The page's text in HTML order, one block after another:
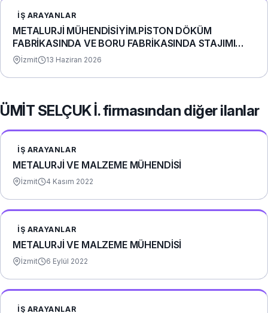
İŞ ARAYANLAR
METALURJİ MÜHENDİSİYİM.PİSTON DÖKÜM
FABRİKASINDA VE BORU FABRİKASINDA STAJIMI
YAPTIM.
İzmit 13 Haziran 2026
ÜMİT SELÇUK İ. firmasından diğer ilanlar
İŞ ARAYANLAR
METALURJİ VE MALZEME MÜHENDİSİ
İzmit 4 Kasım 2022
İŞ ARAYANLAR
METALURJİ VE MALZEME MÜHENDİSİ
İzmit 6 Eylül 2022
İŞ ARAYANLAR